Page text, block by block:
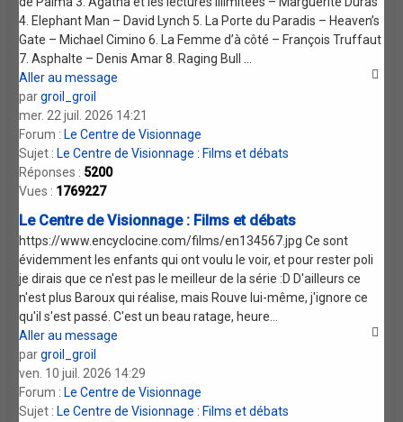
4. Elephant Man – David Lynch 5. La Porte du Paradis – Heaven’s
Gate – Michael Cimino 6. La Femme d’à côté – François Truffaut
7. Asphalte – Denis Amar 8. Raging Bull ...
Aller au message
pargroil_groil
mer. 22 juil. 2026 14:21
Forum : Le Centre de Visionnage
Sujet : Le Centre de Visionnage : Films et débats
Réponses : 5200
Vues : 1769227
Le Centre de Visionnage : Films et débats
https://www.encyclocine.com/films/en134567.jpg Ce sont
évidemment les enfants qui ont voulu le voir, et pour rester poli
je dirais que ce n'est pas le meilleur de la série :D D'ailleurs ce
n'est plus Baroux qui réalise, mais Rouve lui-même, j'ignore ce
qu'il s'est passé. C'est un beau ratage, heure...
Aller au message
pargroil_groil
ven. 10 juil. 2026 14:29
Forum : Le Centre de Visionnage
Sujet : Le Centre de Visionnage : Films et débats